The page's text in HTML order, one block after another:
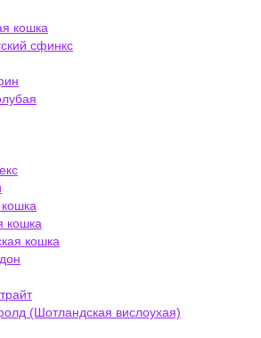
кошка
сфинкс
кошка
кошка
(Шотландская вислоухая)